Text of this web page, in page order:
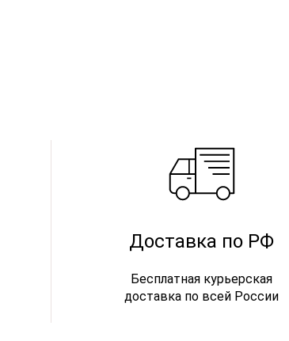
Доставка по РФ
Бесплатная курьерская
доставка по всей России